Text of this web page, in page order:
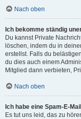
Nach oben
Ich bekomme ständig
Du kannst Private
löschen, indem du in
erstellst. Falls du
du dies auch einem
Mitglied dann verbieten,
Nach oben
Ich habe eine Spam-E-
Es tut uns leid, das zu